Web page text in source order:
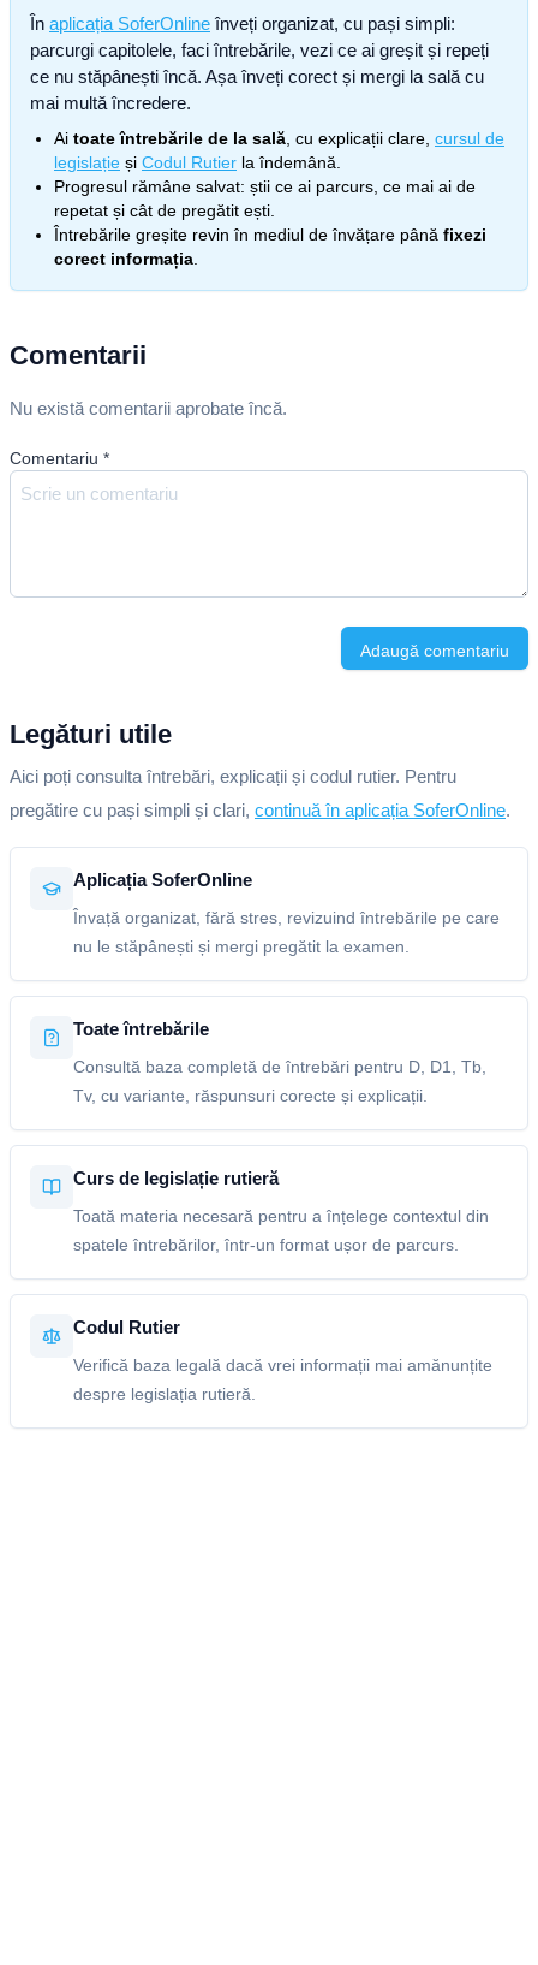
În aplicația SoferOnline înveți organizat, cu pași simpli:
parcurgi capitolele, faci întrebările, vezi ce ai greșit și repeți
ce nu stăpânești încă. Așa înveți corect și mergi la sală cu
mai multă încredere.
Ai toate întrebările de la sală , cu explicații clare, cursul de
legislație și Codul Rutier la îndemână.
Progresul rămâne salvat: știi ce ai parcurs, ce mai ai de
repetat și cât de pregătit ești.
Întrebările greșite revin în mediul de învățare până fixezi
corect informația
Comentarii
Nu există comentarii aprobate încă.
Comentariu *
Adaugă comentariu
Legături utile
Aici poți consulta întrebări, explicații și codul rutier. Pentru
pregătire cu pași simpli și clari, continuă în aplicația SoferOnline.
Aplicația SoferOnline
Învață organizat, fără stres, revizuind întrebările pe care
nu le stăpânești și mergi pregătit la examen.
Toate întrebările
Consultă baza completă de întrebări pentru D, D1, Tb,
Tv, cu variante, răspunsuri corecte și explicații.
Curs de legislație rutieră
Toată materia necesară pentru a înțelege contextul din
spatele întrebărilor, într-un format ușor de parcurs.
Codul Rutier
Verifică baza legală dacă vrei informații mai amănunțite
despre legislația rutieră.